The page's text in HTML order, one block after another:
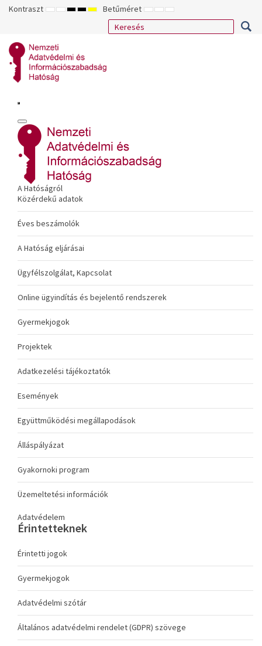
Kontraszt ALAPÉRTELMEZETT
ÉJSZAKAI
NAGY
KONTRASZTÚ
NAGY
KONTRASZTÚ
NAGY
KONTRASZTÚ
SÁRGA
FEKETE
Betűméret KISEBB
BETŰTÍPUS
ALAPÉRTELMEZETT
BETŰMÉRET
NAGYOBB
BETŰMÉRET
A Hatóságról
Közérdekű adatok
Éves beszámolók
A Hatóság eljárásai
Ügyfélszolgálat, Kapcsolat
Online ügyindítás és bejelentő rendszerek
Gyermekjogok
Projektek
Adatkezelési tájékoztatók
Események
Együttműködési megállapodások
Álláspályázat
Gyakornoki program
Üzemeltetési információk
Adatvédelem
Érintetteknek
Érintetti jogok
Gyermekjogok
Adatvédelmi szótár
Általános adatvédelmi rendelet (GDPR) szövege